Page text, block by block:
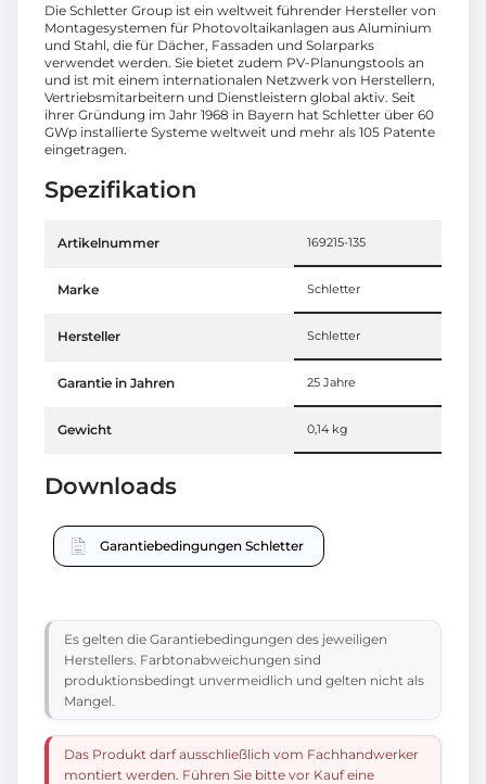
Die Schletter Group ist ein weltweit führender Hersteller von
Montagesystemen für Photovoltaikanlagen aus Aluminium
und Stahl, die für Dächer, Fassaden und Solarparks
verwendet werden. Sie bietet zudem PV-Planungstools an
und ist mit einem internationalen Netzwerk von Herstellern,
Vertriebsmitarbeitern und Dienstleistern global aktiv. Seit
ihrer Gründung im Jahr 1968 in Bayern hat Schletter über 60
GWp installierte Systeme weltweit und mehr als 105 Patente
eingetragen.
Spezifikation
Artikelnummer 169215-135
Marke Schletter
Hersteller Schletter
Garantie in Jahren 25 Jahre
Gewicht 0,14 kg
Downloads
Garantiebedingungen Schletter
Es gelten die Garantiebedingungen des jeweiligen
Herstellers. Farbtonabweichungen sind
produktionsbedingt unvermeidlich und gelten nicht als
Mangel.
Das Produkt darf ausschließlich vom Fachhandwerker
montiert werden. Führen Sie bitte vor Kauf eine